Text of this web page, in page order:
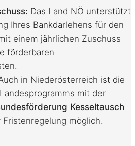
Das Land NÖ unterstützt
Ihres Bankdarlehens für den
einem jährlichen Zuschuss
förderbaren
.
in Niederösterreich ist die
mit der
Kesseltausch
Fristenregelung möglich.